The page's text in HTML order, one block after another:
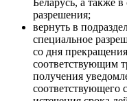
разрешения;
вернуть в
специальное
со дня
соответствующим
получения
соответствующего